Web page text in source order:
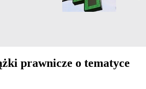
prawnicze o tematyce